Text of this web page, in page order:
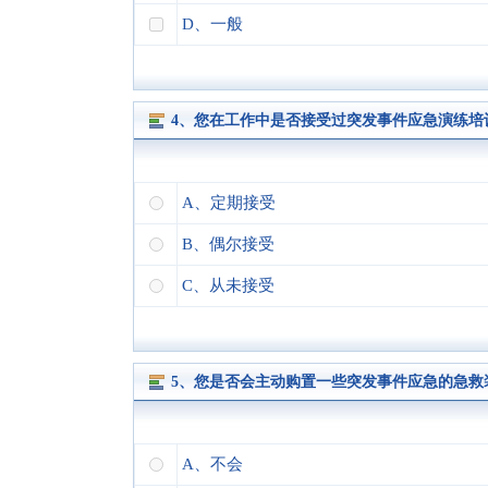
D、一般
4、您在工作中是否接受过突发事件应急演练培
A、定期接受
B、偶尔接受
C、从未接受
5、您是否会主动购置一些突发事件应急的急救
A、不会